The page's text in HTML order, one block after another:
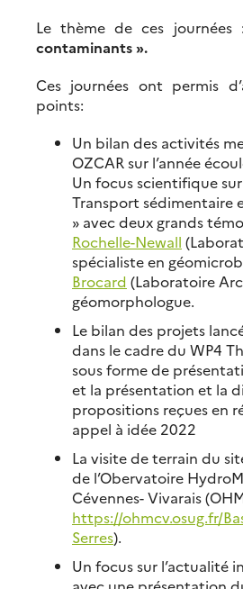
Le thème de ces journées :
contaminants ».
Ces journées ont permis
points:
Un bilan des activités
OZCAR sur l’année
Un focus scientifique
Transport sédimentaire
» avec deux grands
Rochelle-Newall
spécialiste en
Brocard (Laboratoire
géomorphologue.
Le bilan des projets
dans le cadre du WP4
sous forme de
et la présentation et la
propositions reçues en
appel à idée 2022
La visite de terrain du
de l’Obervatoire
Cévennes- Vivarais
https://ohmcv.osug.fr/
Serres).
Un focus sur l’actualité